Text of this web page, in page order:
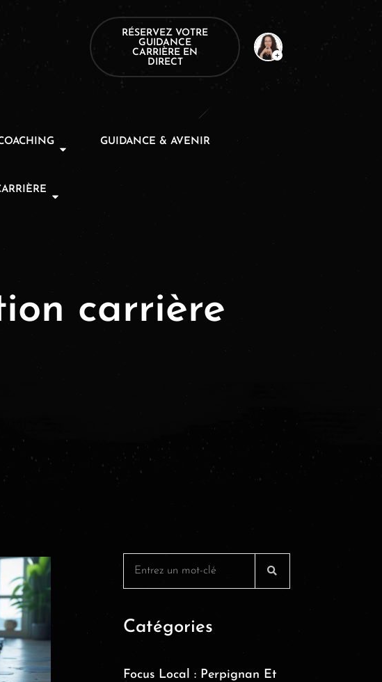
RÉSERVEZ VOTRE
GUIDANCE
CARRIÈRE EN
DIRECT
GUIDANCE & AVENIR
carrière
Catégories
Focus Local : Perpignan Et